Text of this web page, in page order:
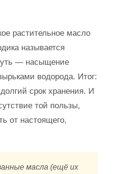
растительное масло
называется
— насыщение
водорода. Итог:
срок хранения. И
той пользы,
от настоящего,
масла (ещё их